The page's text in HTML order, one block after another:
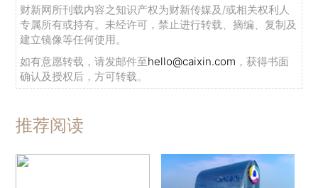
财新网所刊载内容之知识产权为财新传媒及/或相关权利人
专属所有或持有。未经许可，禁止进行转载、摘编、复制及
建立镜像等任何使用。
如有意愿转载，请发邮件至hello@caixin.com ，获得书面
确认及授权后，方可转载。
推荐阅读